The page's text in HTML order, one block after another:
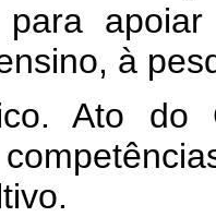
para
à
Ato do